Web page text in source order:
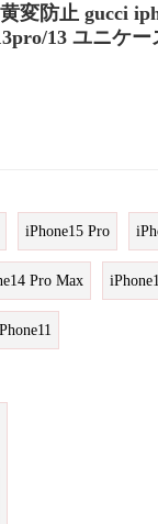
変防止 gucci
13 ユニケー
iPhone15 Pro
Pro Max